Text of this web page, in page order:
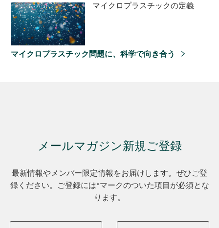
マイクロプラスチックの定義
マイクロプラスチック問題に、科学で向き合う
メールマガジン新規ご登録
最新情報やメンバー限定情報をお届けします。ぜひご登
録ください。ご登録には*マークのついた項目が必須とな
ります。